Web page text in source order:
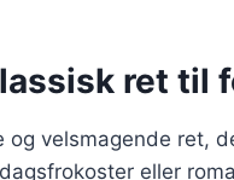
ret til
og velsmagende ret,
eller